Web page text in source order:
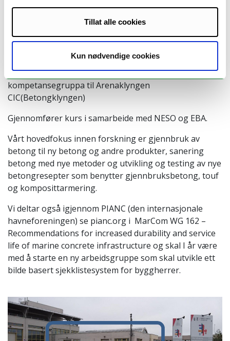
Tillat alle cookies
Kun nødvendige cookies
utbytte av arbeidet vi gjør på labben gjennom
undervisning, befaringer og lignende.
Vi fungerer som bindeledd mellom bransjen, akademia
og forskning og deltar aktivt som leder i
kompetansegruppa til Arenaklyngen
CIC(Betongklyngen)
Gjennomfører kurs i samarbeide med NESO og EBA.
Vårt hovedfokus innen forskning er gjennbruk av
betong til ny betong og andre produkter, sanering
betong med nye metoder og utvikling og testing av nye
betongresepter som benytter gjennbruksbetong, touf
og komposittarmering.
Vi deltar også igjennom PIANC (den internasjonale
havneforeningen) se pianc.org i MarCom WG 162 –
Recommendations for increased durability and service
life of marine concrete infrastructure og skal I år være
med å starte en ny arbeidsgruppe som skal utvikle ett
bilde basert sjekklistesystem for byggherrer.